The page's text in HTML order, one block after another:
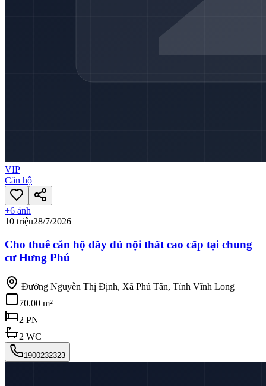
VIP
Căn hộ
+6 ảnh
10 triệu28/7/2026
Cho thuê căn hộ đầy đủ nội thất cao cấp tại chung
cư Hưng Phú
Đường Nguyễn Thị Định, Xã Phú Tân, Tỉnh Vĩnh Long
70.00 m²
2 PN
2 WC
1900232323